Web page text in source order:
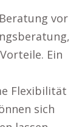
vor
Ein
Flexibilität
sich